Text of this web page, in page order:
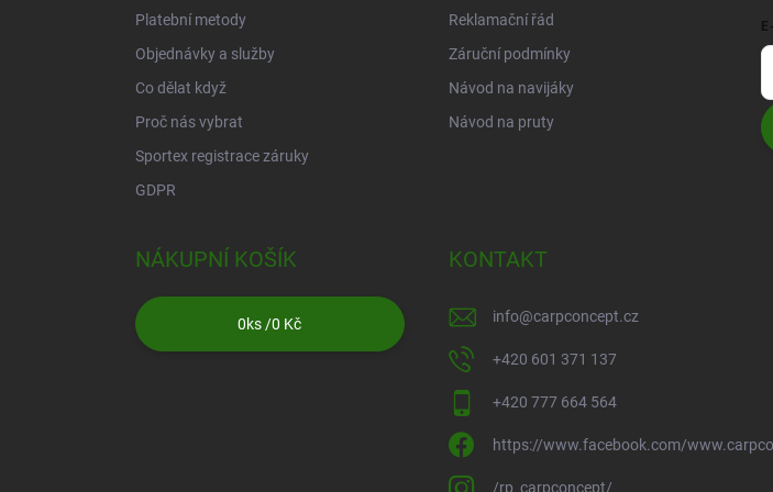
Platební metody
Objednávky a služby
Co dělat když
Proč nás vybrat
Sportex registrace záruky
GDPR
Reklamační řád
Záruční podmínky
Návod na navijáky
Návod na pruty
NÁKUPNÍ KOŠÍK
0ks /0 Kč
KONTAKT
info@carpconcept.cz
+420 601 371 137
+420 777 664 564
https://www.facebook.com/
/rp_carpconcept/